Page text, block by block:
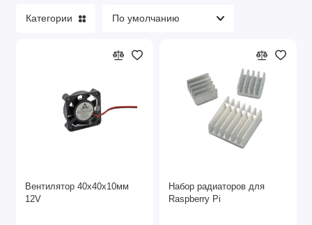
Категории
Вентилятор 40x40x10мм
12V
Набор радиаторов для
Raspberry Pi